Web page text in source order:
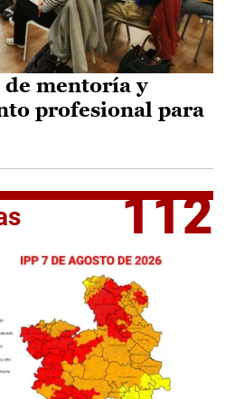
de mentoría y
profesional para
112